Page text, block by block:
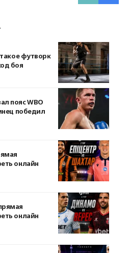
футворк
боя
пояс WBO
победил
онлайн
онлайн